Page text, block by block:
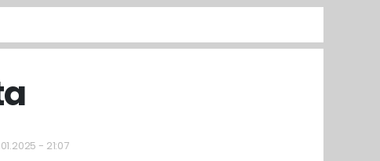
- 21:07